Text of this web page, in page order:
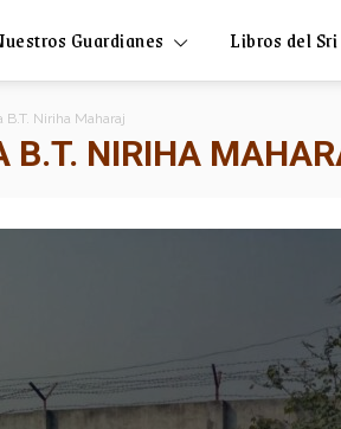
Guardianes Libros del
B.T. Niriha Maharaj
B.T. NIRIHA